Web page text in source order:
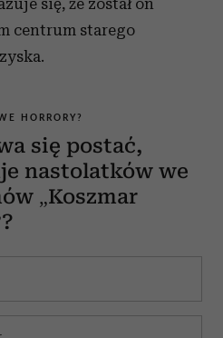
się, że został on
centrum starego
HORRORY?
się postać,
nastolatków we
„Koszmar